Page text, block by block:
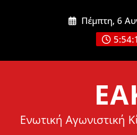
Πέμπτη, 6
Ενωτική Αγωνιστική